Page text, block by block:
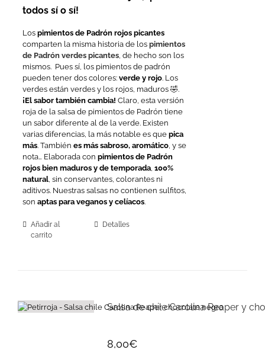
todos sí o sí!
Los pimientos de Padrón rojos picantes
comparten la misma historia de los pimientos
de Padrón verdes picantes, de hecho son los
mismos. Pues sí, los pimientos de padrón
pueden tener dos colores: verde y rojo. Los
verdes están verdes y los rojos, maduros 🤣.
¡El sabor también cambia! Claro, esta versión
roja de la salsa de pimientos de Padrón tiene
un sabor diferente al de la verde. Existen
varias diferencias, la más notable es que pica
más. También es más sabroso, aromático, y se
nota… Elaborada con pimientos de Padrón
rojos bien maduros y de temporada, 100%
natural, sin conservantes, colorantes ni
aditivos. Nuestras salsas no contienen sulfitos,
son aptas para veganos y celíacos.
Añadir al
carrito
Detalles
Salsa de chile Carolina Reaper y
8,00€